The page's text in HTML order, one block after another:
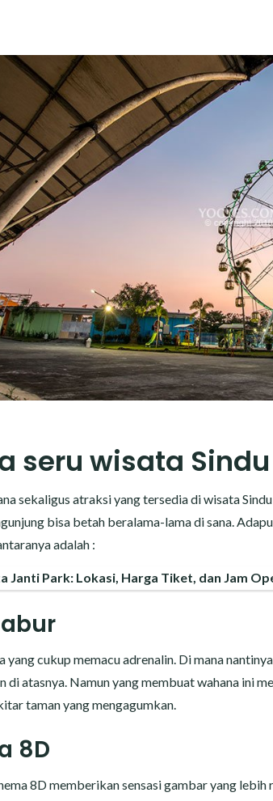
seru wisata
sekaligus atraksi yang tersedia di wisata
bisa betah beralama-lama di sana.
adalah :
Janti Park: Lokasi, Harga Tiket, dan Jam
yang cukup memacu adrenalin. Di mana
di atasnya. Namun yang membuat wahana ini
taman yang mengagumkan.
8D
8D memberikan sensasi gambar yang